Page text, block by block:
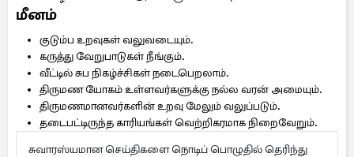
மீனம்
குடும்ப உறவுகள் வலுவடையும்.
கருத்து வேறுபாடுகள் நீங்கும்.
வீட்டில் சுப நிகழ்ச்சிகள் நடைபெறலாம்.
திருமண யோகம் உள்ளவர்களுக்கு நல்ல வரன் அமையும்.
திருமணமானவர்களின் உறவு மேலும் வலுப்படும்.
தடைபட்டிருந்த காரியங்கள் வெற்றிகரமாக நிறைவேறும்.
சுவாரஸ்யமான செய்திகளை நொடிப் பொழுதில் தெரிந்து